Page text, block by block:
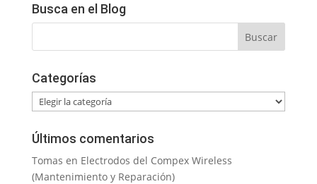
Busca en el Blog
Categorías
Categorías
Últimos comentarios
Tomas en Electrodos del Compex Wireless
(Mantenimiento y Reparación)